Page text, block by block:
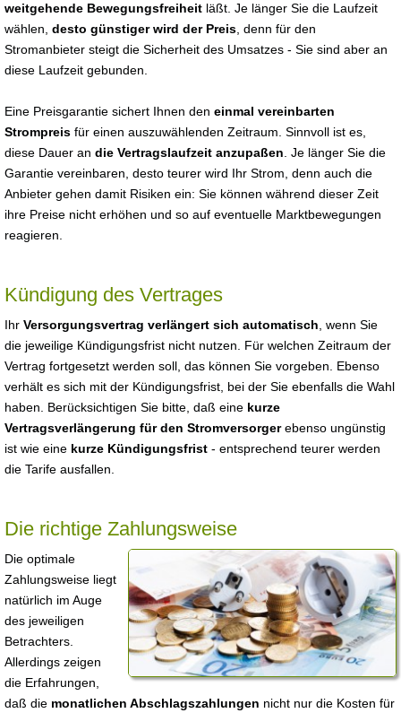
weitgehende Bewegungsfreiheit läßt. Je länger Sie die Laufzeit
wählen, desto günstiger wird der Preis , denn für den
Stromanbieter steigt die Sicherheit des Umsatzes - Sie sind aber an
diese Laufzeit gebunden.
Eine Preisgarantie sichert Ihnen den einmal vereinbarten
Strompreis für einen auszuwählenden Zeitraum. Sinnvoll ist es,
diese Dauer an die Vertragslaufzeit anzupaßen . Je länger Sie die
Garantie vereinbaren, desto teurer wird Ihr Strom, denn auch die
Anbieter gehen damit Risiken ein: Sie können während dieser Zeit
ihre Preise nicht erhöhen und so auf eventuelle Marktbewegungen
reagieren.
Kündigung des Vertrages
Ihr Versorgungsvertrag verlängert sich automatisch , wenn Sie
die jeweilige Kündigungsfrist nicht nutzen. Für welchen Zeitraum der
Vertrag fortgesetzt werden soll, das können Sie vorgeben. Ebenso
verhält es sich mit der Kündigungsfrist, bei der Sie ebenfalls die Wahl
haben. Berücksichtigen Sie bitte, daß eine kurze
Vertragsverlängerung für den Stromversorgerebenso ungünstig
ist wie eine kurze Kündigungsfrist - entsprechend teurer werden
die Tarife ausfallen.
Die richtige Zahlungsweise
Die optimale
Zahlungsweise liegt
natürlich im Auge
des jeweiligen
Betrachters.
Allerdings zeigen
die Erfahrungen,
daß die monatlichen Abschlagszahlungen nicht nur die Kosten für